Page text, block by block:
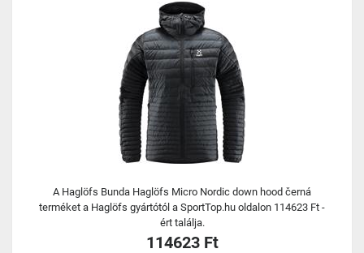
A Haglöfs Bunda Haglöfs Micro Nordic down hood černá
terméket a Haglöfs gyártótól a SportTop.hu oldalon 114623 Ft -
ért találja.
114623 Ft